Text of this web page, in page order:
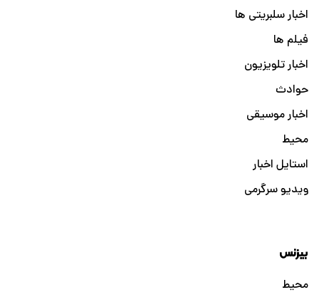
اخبار سلبریتی ها
فیلم ها
اخبار تلویزیون
حوادث
اخبار موسیقی
محیط
استایل اخبار
ویدیو سرگرمی
بیزنس
محیط